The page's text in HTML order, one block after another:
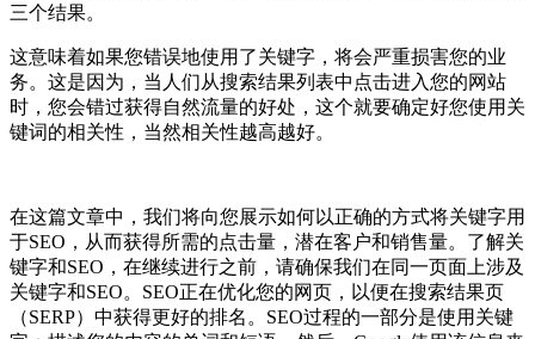
三个结果。
这意味着如果您错误地使用了关键字，将会严重损害您的业
务。这是因为，当人们从搜索结果列表中点击进入您的网站
时，您会错过获得自然流量的好处，这个就要确定好您使用关
键词的相关性，当然相关性越高越好。
在这篇文章中，我们将向您展示如何以正确的方式将关键字用
于SEO，从而获得所需的点击量，潜在客户和销售量。 了解关
键字和SEO，在继续进行之前，请确保我们在同一页面上涉及
关键字和SEO。 SEO正在优化您的网页，以便在搜索结果页
（SERP）中获得更好的排名。SEO过程的一部分是使用关键